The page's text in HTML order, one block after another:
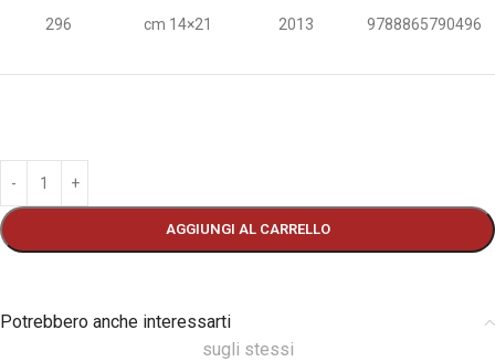
296 cm 14×21 2013 9788865790496
AGGIUNGI AL CARRELLO
Potrebbero anche interessarti
sugli stessi